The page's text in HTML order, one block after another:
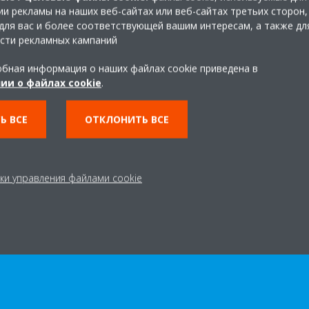
любых проектов и
масштаб вашего проекта, мы во всеоружии и готовы
рекламы на наших веб-сайтах или веб-сайтах третьих
вас и более соответствующей вашим интересам, а также
рекламных кампаний
информация о наших файлах cookie приведена в
о файлах cookie.
ВСЕ ОТКЛОНИТЬ ВСЕ
управления файлами cookie